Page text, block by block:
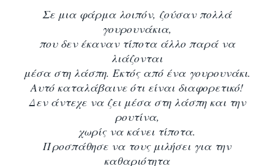
Σε μια φάρμα λοιπόν, ζούσαν πολλά
γουρουνάκια,
που δεν έκαναν τίποτα άλλο παρά να
λιάζονται
μέσα στη λάσπη. Εκτός από ένα γουρουνάκι.
Αυτό καταλάβαινε ότι είναι διαφορετικό!
Δεν άντεχε να ζει μέσα στη λάσπη και την
ρουτίνα,
χωρίς να κάνει τίποτα.
Προσπάθησε να τους μιλήσει για την
καθαριότητα